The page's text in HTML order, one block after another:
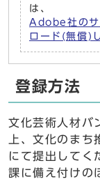
は、
Adobe社の
ロード(無償)
登録方法
文化芸術人材バ
上、文化のま
にて提出してく
課に備え付けの